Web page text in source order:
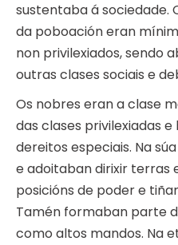
sustentaba á sociedade.
da poboación eran
non privilexiados, sendo
outras clases sociais e
Os nobres eran a clase
das clases privilexiadas
dereitos especiais. Na
e adoitaban dirixir terras
posicións de poder e
Tamén formaban parte
como altos mandos. Na